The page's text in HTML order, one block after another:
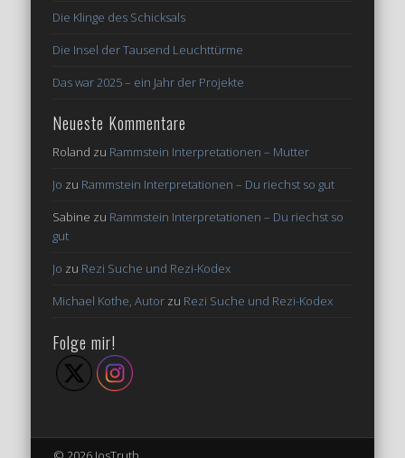
Die Klinge des Schicksals
Die Insel der Tausend Leuchttürme
Das war 2025 – ein Jahr der Projekte
Neueste Kommentare
Roland zu Rammstein Interpretationen – Mutter
Jo zu Rammstein Interpretationen – Du riechst so gut
Sabine zu Rammstein Interpretationen – Du riechst so
gut
Jo zu Rezi Suche und Rezi-Kodex
Michael Kothe, Autor zu Rezi Suche und Rezi-Kodex
Folge mir!